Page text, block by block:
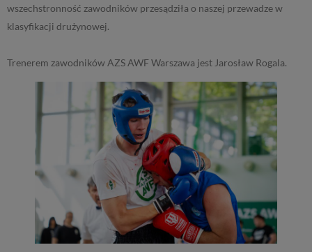
wszechstronność zawodników przesądziła o naszej przewadze w
klasyfikacji drużynowej.
Trenerem zawodników AZS AWF Warszawa jest Jarosław Rogala.